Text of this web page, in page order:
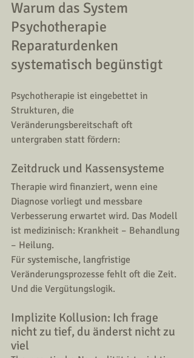
Warum das System
Psychotherapie
Reparaturdenken
systematisch begünstigt
Psychotherapie ist eingebettet in
Strukturen, die
Veränderungsbereitschaft oft
untergraben statt fördern:
Zeitdruck und Kassensysteme
Therapie wird finanziert, wenn eine
Diagnose vorliegt und messbare
Verbesserung erwartet wird. Das Modell
ist medizinisch: Krankheit – Behandlung
– Heilung.
Für systemische, langfristige
Veränderungsprozesse fehlt oft die Zeit.
Und die Vergütungslogik.
Implizite Kollusion: Ich frage
nicht zu tief, du änderst nicht zu
viel